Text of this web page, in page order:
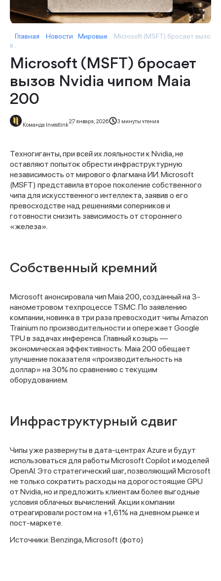
Главная Новости Мировые
Microsoft (MSFT) бросает вызо
в...
Microsoft (MSFT) бросает
вызов Nvidia чипом Maia
200
Команда Investlink
27 января, 2026 3 минуты чтения
Техногиганты, при всей их лояльности к Nvidia, не
оставляют попыток обрести инфраструктурную
независимость от мирового флагмана ИИ. Microsoft
(MSFT) представила второе поколение собственного
чипа для искусственного интеллекта, заявив о его
превосходстве над решениями соперников и
готовности снизить зависимость от стороннего
«железа».
Собственный кремний
Microsoft анонсировала чип Maia 200, созданный на 3-
нанометровом техпроцессе TSMC. По заявлению
компании, новинка в три раза превосходит чипы Amazon
Trainium по производительности и опережает Google
TPU в задачах инференса. Главный козырь —
экономическая эффективность: Maia 200 обещает
улучшение показателя «производительность на
доллар» на 30% по сравнению с текущим
оборудованием.
Инфраструктурный сдвиг
Чипы уже развернуты в дата-центрах Azure и будут
использоваться для работы Microsoft Copilot и моделей
OpenAI. Это стратегический шаг, позволяющий Microsoft
не только сократить расходы на дорогостоящие GPU
от Nvidia, но и предложить клиентам более выгодные
условия облачных вычислений. Акции компании
отреагировали ростом на +1,61% на дневном рынке и
пост-маркете.
Источники: Benzinga, Microsoft (фото)